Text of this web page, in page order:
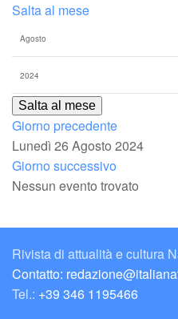
Salta al mese
Salta al mese
Giorno precedente
Lunedì 26 Agosto 2024
Giorno successivo
Nessun evento trovato
Rivista di attualità e cultura
Contatto:
Tel.: +39 346 1195466